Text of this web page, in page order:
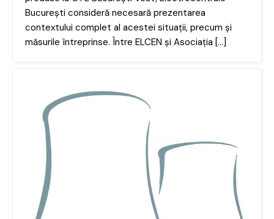
București consideră necesară prezentarea
contextului complet al acestei situații, precum și
măsurile întreprinse. Între ELCEN și Asociația […]